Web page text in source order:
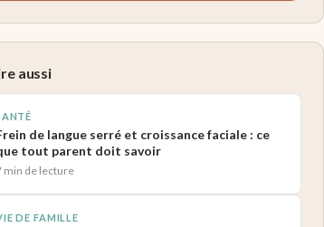
aussi
de langue serré et croissance faciale : ce
tout parent doit savoir
min de lecture
DE FAMILLE